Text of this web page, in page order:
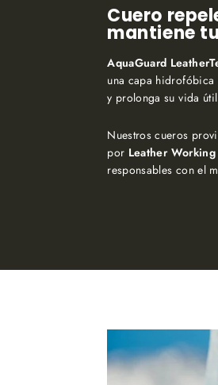
Cuero
mantiene
AquaGuard
una capa hidrofóbica
y prolonga su vida
Nuestros cueros
por Leather
responsables con el